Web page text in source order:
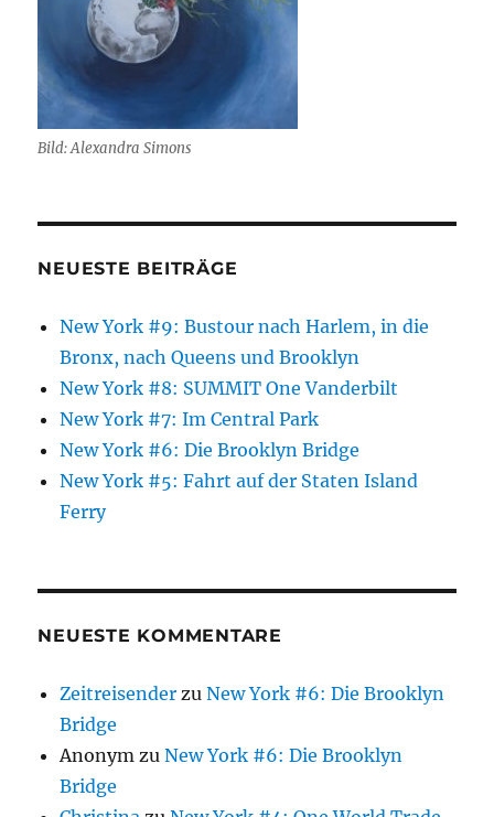
Bild: Alexandra Simons
NEUESTE BEITRÄGE
New York #9: Bustour nach Harlem, in die
Bronx, nach Queens und Brooklyn
New York #8: SUMMIT One Vanderbilt
New York #7: Im Central Park
New York #6: Die Brooklyn Bridge
New York #5: Fahrt auf der Staten Island
Ferry
NEUESTE KOMMENTARE
Zeitreisender zuNew York #6: Die Brooklyn
Bridge
Anonym zuNew York #6: Die Brooklyn
Bridge